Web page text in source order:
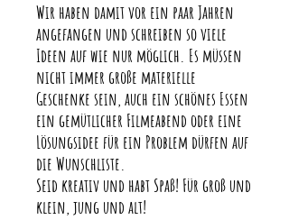
Wir haben damit vor ein paar Jahren
angefangen und schreiben so viele
Ideen auf wie nur möglich. Es müssen
nicht immer große materielle
Geschenke sein, auch ein schönes Essen
ein gemütlicher Filmeabend oder eine
Lösungsidee für ein Problem dürfen auf
die Wunschliste.
Seid kreativ und habt Spaß! Für groß und
klein, jung und alt!